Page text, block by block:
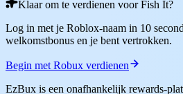
Klaar om te verdienen voor Fish It?
Log in met je Roblox-naam in 10
welkomstbonus en je bent vertrokken.
Begin met Robux verdienen
EzBux is een onafhankelijk rewards-